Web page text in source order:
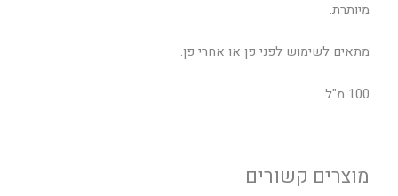
מיותרת.
מתאים לשימוש לפני פן או אחרי פן.
100 מ"ל.
מוצרים קשורים